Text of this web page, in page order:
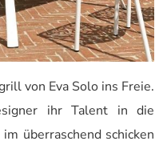
von Eva Solo ins Freie.
ihr Talent in die
überraschend schicken